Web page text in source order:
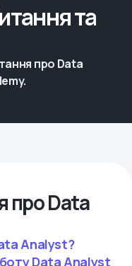
та
про Data
про Data
Analyst?
Data Analyst